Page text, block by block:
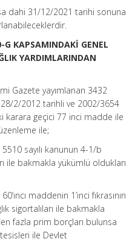
dahi 31/12/2021 tarihi sonuna
G KAPSAMINDAKİ GENEL
YARDIMLARINDAN
Gazete yayımlanan 3432
28/2/2012 tarihli ve 2002/3654
karara geçici 77 inci madde ile
ile;
sayılı kanunun 4-1/b
ile bakmakla yükümlü oldukları
maddenin 1’inci fıkrasının
sigortalıları ile bakmakla
fazla prim borçları bulunsa
tesisleri ile Devlet